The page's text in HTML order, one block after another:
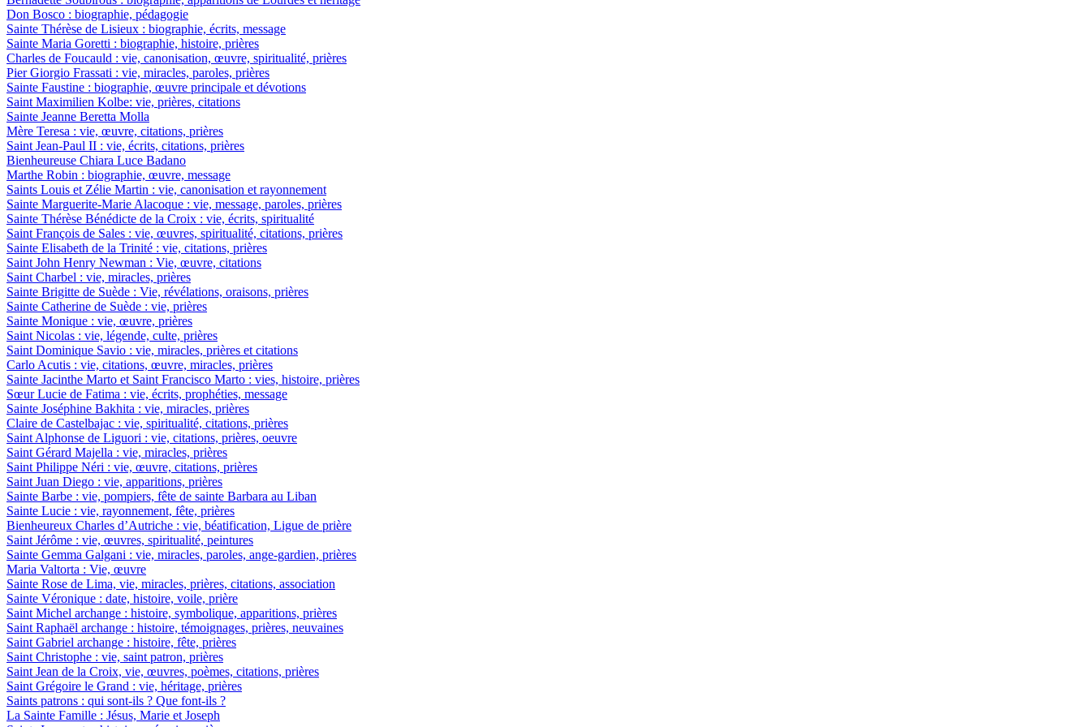
Don Bosco : biographie, pédagogie
Sainte Thérèse de Lisieux : biographie, écrits, message
Sainte Maria Goretti : biographie, histoire, prières
Charles de Foucauld : vie, canonisation, œuvre, spiritualité, prières
Pier Giorgio Frassati : vie, miracles, paroles, prières
Sainte Faustine : biographie, œuvre principale et dévotions
Saint Maximilien Kolbe: vie, prières, citations
Sainte Jeanne Beretta Molla
Mère Teresa : vie, œuvre, citations, prières
Saint Jean-Paul II : vie, écrits, citations, prières
Bienheureuse Chiara Luce Badano
Marthe Robin : biographie, œuvre, message
Saints Louis et Zélie Martin : vie, canonisation et rayonnement
Sainte Marguerite-Marie Alacoque : vie, message, paroles, prières
Sainte Thérèse Bénédicte de la Croix : vie, écrits, spiritualité
Saint François de Sales : vie, œuvres, spiritualité, citations, prières
Sainte Elisabeth de la Trinité : vie, citations, prières
Saint John Henry Newman : Vie, œuvre, citations
Saint Charbel : vie, miracles, prières
Sainte Brigitte de Suède : Vie, révélations, oraisons, prières
Sainte Catherine de Suède : vie, prières
Sainte Monique : vie, œuvre, prières
Saint Nicolas : vie, légende, culte, prières
Saint Dominique Savio : vie, miracles, prières et citations
Carlo Acutis : vie, citations, œuvre, miracles, prières
Sainte Jacinthe Marto et Saint Francisco Marto : vies, histoire, prières
Sœur Lucie de Fatima : vie, écrits, prophéties, message
Sainte Joséphine Bakhita : vie, miracles, prières
Claire de Castelbajac : vie, spiritualité, citations, prières
Saint Alphonse de Liguori : vie, citations, prières, oeuvre
Saint Gérard Majella : vie, miracles, prières
Saint Philippe Néri : vie, œuvre, citations, prières
Saint Juan Diego : vie, apparitions, prières
Sainte Barbe : vie, pompiers, fête de sainte Barbara au Liban
Sainte Lucie : vie, rayonnement, fête, prières
Bienheureux Charles d’Autriche : vie, béatification, Ligue de prière
Saint Jérôme : vie, œuvres, spiritualité, peintures
Sainte Gemma Galgani : vie, miracles, paroles, ange-gardien, prières
Maria Valtorta : Vie, œuvre
Sainte Rose de Lima, vie, miracles, prières, citations, association
Sainte Véronique : date, histoire, voile, prière
Saint Michel archange : histoire, symbolique, apparitions, prières
Saint Raphaël archange : histoire, témoignages, prières, neuvaines
Saint Gabriel archange : histoire, fête, prières
Saint Christophe : vie, saint patron, prières
Saint Jean de la Croix, vie, œuvres, poèmes, citations, prières
Saint Grégoire le Grand : vie, héritage, prières
Saints patrons : qui sont-ils ? Que font-ils ?
La Sainte Famille : Jésus, Marie et Joseph